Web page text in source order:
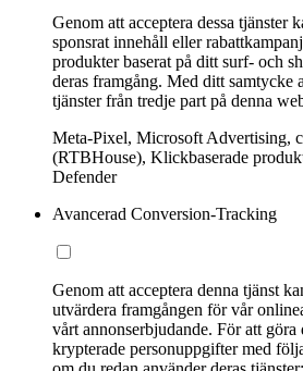
Genom att acceptera dessa tjänster
sponsrat innehåll eller
produkter baserat på ditt surf- och
deras framgång. Med ditt samtycke
tjänster från tredje part på denna
Meta-Pixel, Microsoft Advertising,
(RTBHouse), Klickbaserade
Defender
Avancerad Conversion-Tracking
Genom att acceptera denna tjänst
utvärdera framgången för vår
vårt annonserbjudande. För att
krypterade personuppgifter med